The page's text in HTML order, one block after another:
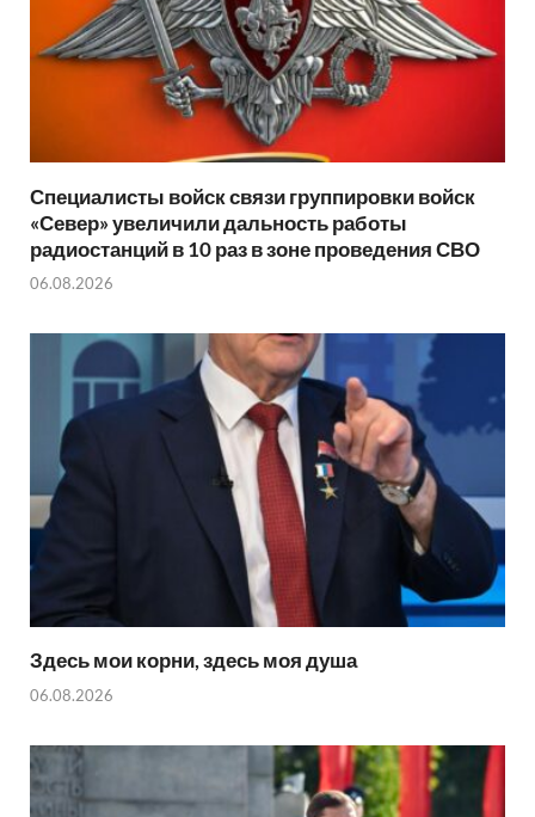
Специалисты войск связи группировки войск
«Север» увеличили дальность работы
радиостанций в 10 раз в зоне проведения СВО
06.08.2026
Здесь мои корни, здесь моя душа
06.08.2026